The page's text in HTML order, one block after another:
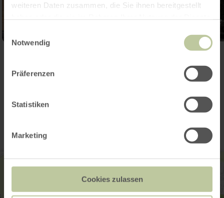
weiteren Daten zusammen, die Sie ihnen bereitgestellt
Notwendig
Präferenzen
Statistiken
Marketing
Cookies zulassen
Contact